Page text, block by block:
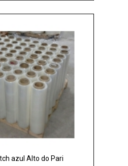
azul Alto do Pari